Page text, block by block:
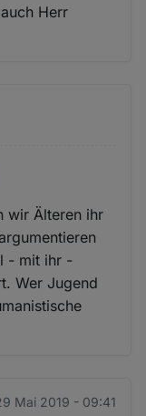
Herr
wir Älteren ihr
- mit ihr -
Wer Jugend
Mai 2019 - 09:41